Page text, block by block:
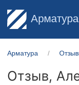
Арматура
Отзыв,